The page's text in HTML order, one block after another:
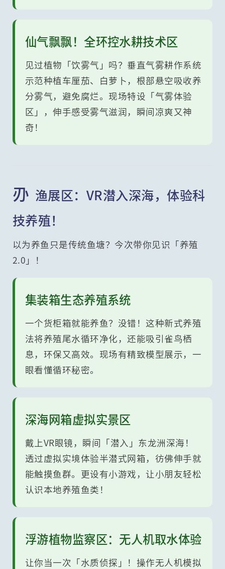
仙气飘飘！全环控水耕技术区
见过植物「饮雾气」吗？垂直气雾耕作系统
示范种植车厘茄、白萝卜，根部悬空吸收养
分雾气，避免腐烂。现场特设「气雾体验
区」，伸手感受雾气滋润，瞬间凉爽又神
奇！
刅 渔展区：VR潜入深海，体验科
技养殖！
以为养鱼只是传统鱼塘？今次带你见识「养殖
2.0」！
集装箱生态养殖系统
一个货柜箱就能养鱼？没错！这种新式养殖
法将养殖尾水循环净化，还能吸引雀鸟栖
息，环保又高效。现场有精致模型展示，一
眼看懂循环秘密。
深海网箱虚拟实景区
戴上VR眼镜，瞬间「潜入」东龙洲深海！
透过虚拟实境体验半潜式网箱，彷佛伸手就
能触摸鱼群。更设有小游戏，让小朋友轻松
认识本地养殖鱼类！
浮游植物监察区：无人机取水体验
让你当一次「水质侦探」！操作无人机模拟